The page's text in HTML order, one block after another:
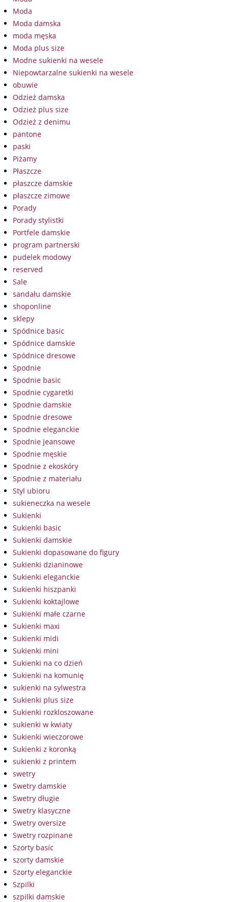
Moda
Moda damska
moda męska
Moda plus size
Modne sukienki na wesele
Niepowtarzalne sukienki na wesele
obuwie
Odzież damska
Odzież plus size
Odzież z denimu
pantone
paski
Piżamy
Płaszcze
płaszcze damskie
płaszcze zimowe
Porady
Porady stylistki
Portfele damskie
program partnerski
pudelek modowy
reserved
Sale
sandału damskie
shoponline
sklepy
Spódnice basic
Spódnice damskie
Spódnice dresowe
Spodnie
Spodnie basic
Spodnie cygaretki
Spodnie damskie
Spodnie dresowe
Spodnie eleganckie
Spodnie jeansowe
Spodnie męskie
Spodnie z ekoskóry
Spodnie z materiału
Styl ubioru
sukieneczka na wesele
Sukienki
Sukienki basic
Sukienki damskie
Sukienki dopasowane do figury
Sukienki dzianinowe
Sukienki eleganckie
Sukienki hiszpanki
Sukienki koktajlowe
Sukienki małe czarne
Sukienki maxi
Sukienki midi
Sukienki mini
Sukienki na co dzień
Sukienki na komunię
sukienki na sylwestra
Sukienki plus size
Sukienki rozkloszowane
sukienki w kwiaty
Sukienki wieczorowe
Sukienki z koronką
sukienki z printem
swetry
Swetry damskie
Swetry długie
Swetry klasyczne
Swetry oversize
Swetry rozpinane
Szorty basic
szorty damskie
Szorty eleganckie
Szpilki
szpilki damskie